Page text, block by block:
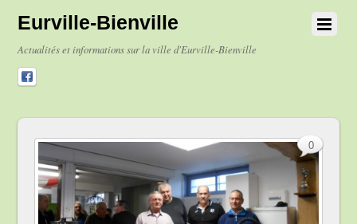
Eurville-Bienville
Actualités et informations sur la ville d'Eurville-Bienville
0